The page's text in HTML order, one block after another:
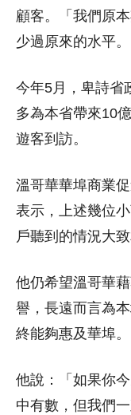
顧客。「我們原
少過原來的水平。
今年5月，卑詩省
多為本省帶來10
遊客到訪。
溫哥華華埠商業
表示，上述幾位
戶聽到的情況大致
他仍希望溫哥華
譽，長遠而言為
終能夠惠及華埠。
他說：「如果你
中有數，但我們